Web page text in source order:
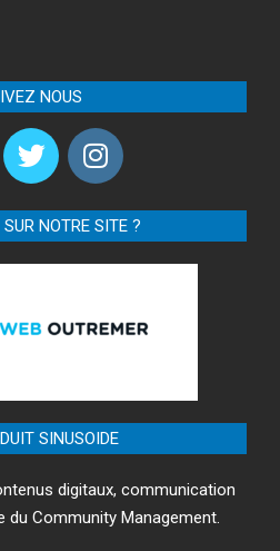
NOUS
NOTRE SITE ?
SINUSOIDE
digitaux, communication
Community Management.